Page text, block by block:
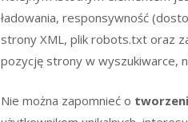
ładowania, responsywność
strony XML, plik robots.txt oraz
pozycję strony w wyszukiwarce,
Nie można zapomnieć o